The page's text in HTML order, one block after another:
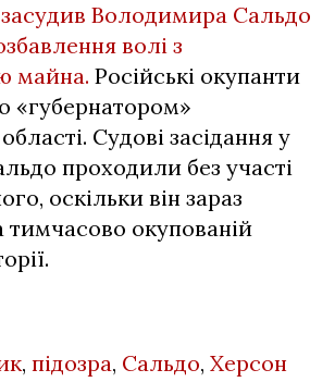
Володимира Сальдо
волі з
майна. Російські окупанти
«губернатором»
Судові засідання у
проходили без участі
оскільки він зараз
тимчасово окупованій
, підозра, Сальдо, Херсон